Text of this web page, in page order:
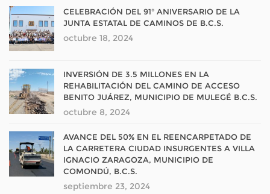
CELEBRACIÓN DEL 91° ANIVERSARIO DE LA
JUNTA ESTATAL DE CAMINOS DE B.C.S.
octubre 18, 2024
INVERSIÓN DE 3.5 MILLONES EN LA
REHABILITACIÓN DEL CAMINO DE ACCESO
BENITO JUÁREZ, MUNICIPIO DE MULEGÉ B.C.S.
octubre 8, 2024
AVANCE DEL 50% EN EL REENCARPETADO DE
LA CARRETERA CIUDAD INSURGENTES A VILLA
IGNACIO ZARAGOZA, MUNICIPIO DE
COMONDÚ, B.C.S.
septiembre 23, 2024